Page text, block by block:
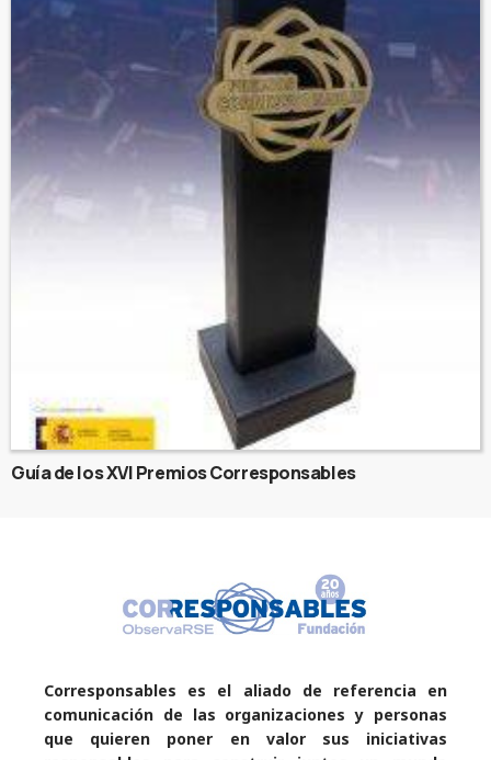
Guía de los XVI Premios Corresponsables
Corresponsables es el aliado de referencia en
comunicación de las organizaciones y personas
que quieren poner en valor sus iniciativas